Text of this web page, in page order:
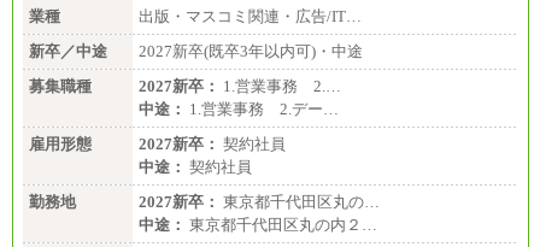
業種
出版・マスコミ関連・広告/IT…
新卒／中途
2027新卒(既卒3年以内可)・中途
募集職種
2027新卒： 1.営業事務 2.…
中途： 1.営業事務 2.デー…
雇用形態
2027新卒： 契約社員
中途： 契約社員
勤務地
2027新卒： 東京都千代田区丸の…
中途： 東京都千代田区丸の内２…